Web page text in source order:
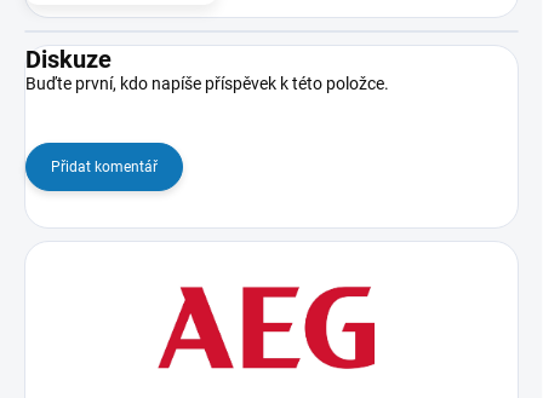
Diskuze
Buďte první, kdo napíše příspěvek k této položce.
Přidat komentář